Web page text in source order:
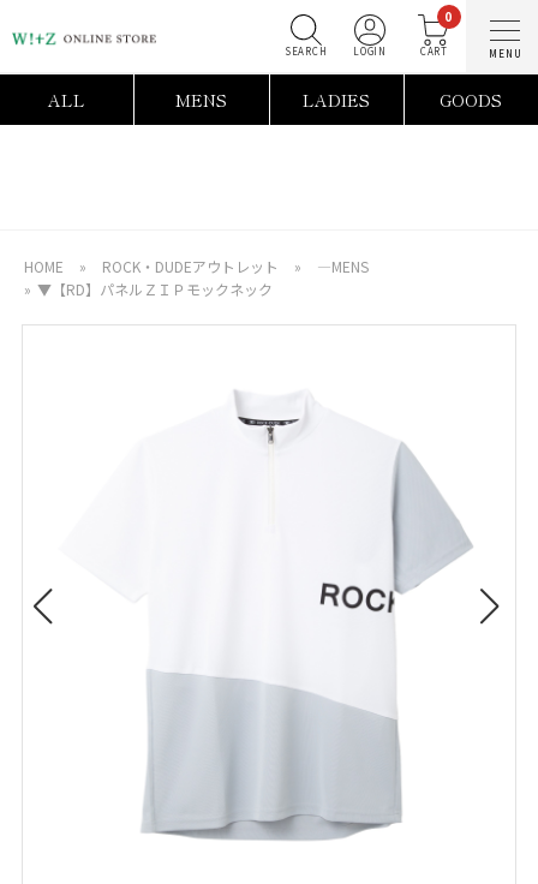
0
ALL MENS LADIES GOODS
HOME » ROCK・DUDEアウトレット »
―MENS
» ▼【RD】パネルＺＩＰモックネック